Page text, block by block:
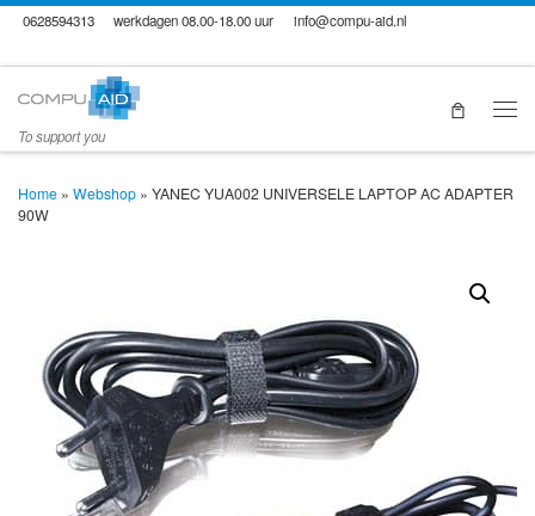
Skip to content
0628594313 werkdagen 08.00-18.00 uur info@compu-aid.nl
To support you
Home » Webshop » YANEC YUA002 UNIVERSELE LAPTOP AC ADAPTER
90W